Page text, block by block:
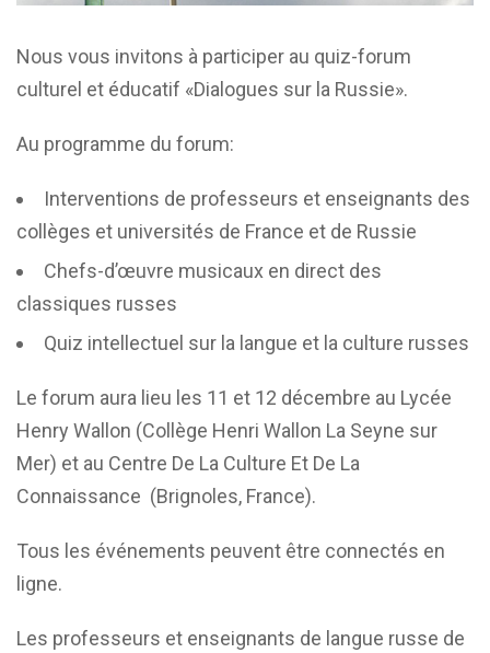
Nous vous invitons à participer au quiz-forum
culturel et éducatif «Dialogues sur la Russie».
Au programme du forum:
Interventions de professeurs et enseignants des
collèges et universités de France et de Russie
Chefs-d’œuvre musicaux en direct des
classiques russes
Quiz intellectuel sur la langue et la culture russes
Le forum aura lieu les 11 et 12 décembre au Lycée
Henry Wallon (Collège Henri Wallon La Seyne sur
Mer) et au Centre De La Culture Et De La
Connaissance (Brignoles, France).
Tous les événements peuvent être connectés en
ligne.
Les professeurs et enseignants de langue russe de